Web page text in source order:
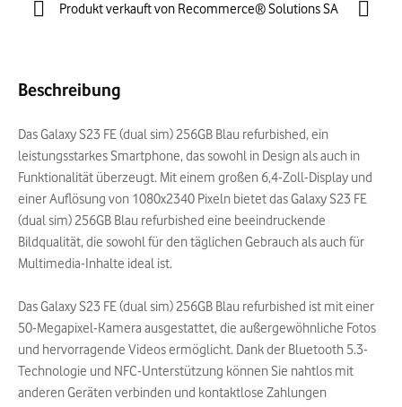
Produkt verkauft von Recommerce® Solutions SA
Beschreibung
Das Galaxy S23 FE (dual sim) 256GB Blau refurbished, ein
leistungsstarkes Smartphone, das sowohl in Design als auch in
Funktionalität überzeugt. Mit einem großen 6,4-Zoll-Display und
einer Auflösung von 1080x2340 Pixeln bietet das Galaxy S23 FE
(dual sim) 256GB Blau refurbished eine beeindruckende
Bildqualität, die sowohl für den täglichen Gebrauch als auch für
Multimedia-Inhalte ideal ist.
Das Galaxy S23 FE (dual sim) 256GB Blau refurbished ist mit einer
50-Megapixel-Kamera ausgestattet, die außergewöhnliche Fotos
und hervorragende Videos ermöglicht. Dank der Bluetooth 5.3-
Technologie und NFC-Unterstützung können Sie nahtlos mit
anderen Geräten verbinden und kontaktlose Zahlungen